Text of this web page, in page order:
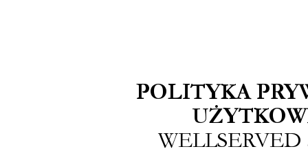
POLITYKA
WELLSERVED